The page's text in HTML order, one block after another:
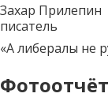
Захар Прилепин
писатель
«А либералы не